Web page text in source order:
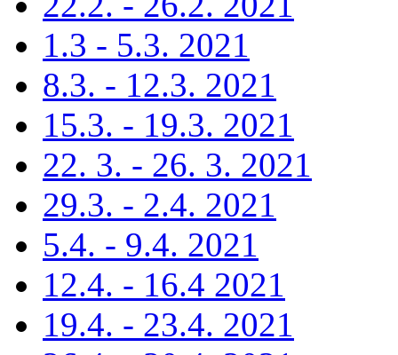
1.3 - 5.3. 2021
8.3. - 12.3. 2021
15.3. - 19.3. 2021
22. 3. - 26. 3. 2021
29.3. - 2.4. 2021
5.4. - 9.4. 2021
12.4. - 16.4 2021
19.4. - 23.4. 2021